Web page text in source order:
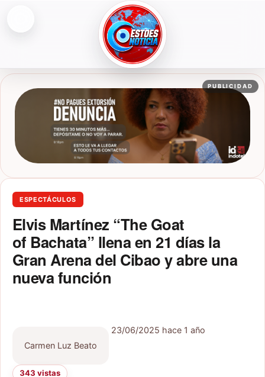
ESTOESNOTICIA|NOTICIAS
PUBLICIDAD
ESPECTÁCULOS
Elvis Martínez “The Goat
of Bachata” llena en 21 días la
Gran Arena del Cibao y abre una
nueva función
Carmen Luz Beato
23/06/2025 hace 1 año
343 vistas